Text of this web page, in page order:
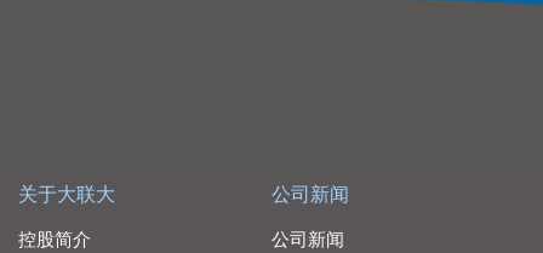
关于大联大
控股简介
公司新闻
公司新闻